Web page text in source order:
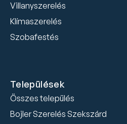
Villanyszerelés
Klímaszerelés
Szobafestés
Települések
Összes település
Bojler Szerelés Szekszárd